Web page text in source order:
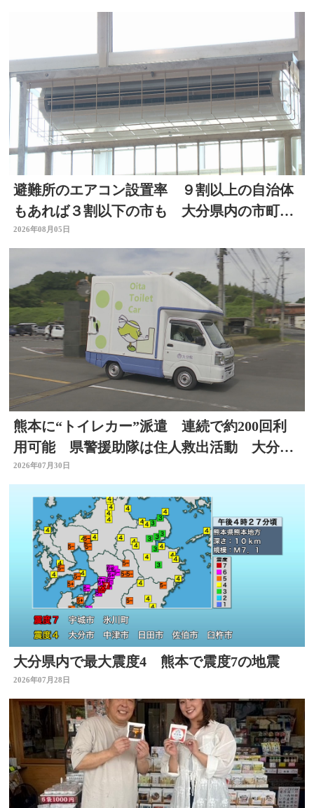
避難所のエアコン設置率 ９割以上の自治体
もあれば３割以下の市も 大分県内の市町村
を調査
2026年08月05日
熊本に“トイレカー”派遣 連続で約200回利
用可能 県警援助隊は住人救出活動 大分か
ら支援の輪広がる
2026年07月30日
大分県内で最大震度4 熊本で震度7の地震
2026年07月28日